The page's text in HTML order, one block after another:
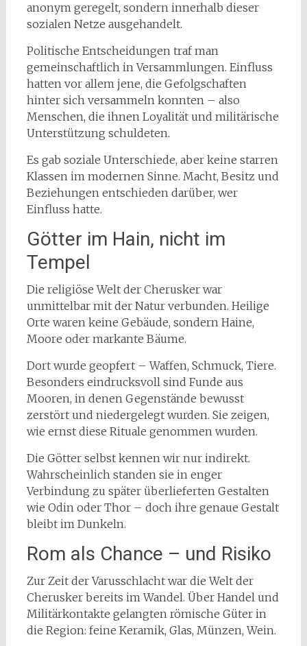
anonym geregelt, sondern innerhalb dieser
sozialen Netze ausgehandelt.
Politische Entscheidungen traf man
gemeinschaftlich in Versammlungen. Einfluss
hatten vor allem jene, die Gefolgschaften
hinter sich versammeln konnten – also
Menschen, die ihnen Loyalität und militärische
Unterstützung schuldeten.
Es gab soziale Unterschiede, aber keine starren
Klassen im modernen Sinne. Macht, Besitz und
Beziehungen entschieden darüber, wer
Einfluss hatte.
Götter im Hain, nicht im
Tempel
Die religiöse Welt der Cherusker war
unmittelbar mit der Natur verbunden. Heilige
Orte waren keine Gebäude, sondern Haine,
Moore oder markante Bäume.
Dort wurde geopfert – Waffen, Schmuck, Tiere.
Besonders eindrucksvoll sind Funde aus
Mooren, in denen Gegenstände bewusst
zerstört und niedergelegt wurden. Sie zeigen,
wie ernst diese Rituale genommen wurden.
Die Götter selbst kennen wir nur indirekt.
Wahrscheinlich standen sie in enger
Verbindung zu später überlieferten Gestalten
wie Odin oder Thor – doch ihre genaue Gestalt
bleibt im Dunkeln.
Rom als Chance – und Risiko
Zur Zeit der Varusschlacht war die Welt der
Cherusker bereits im Wandel. Über Handel und
Militärkontakte gelangten römische Güter in
die Region: feine Keramik, Glas, Münzen, Wein.